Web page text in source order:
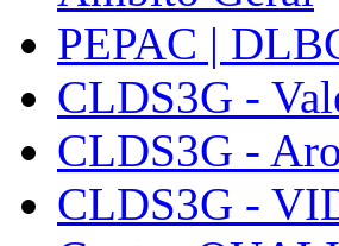
PEPAC |
CLDS3G -
CLDS3G -
CLDS3G -